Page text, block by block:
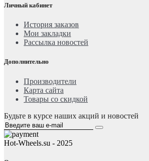
Личный кабинет
История заказов
Мои закладки
Рассылка новостей
Дополнительно
Производители
Карта сайта
Товары со скидкой
Будьте в курсе наших акций и новостей
Hot-Wheels.su - 2025